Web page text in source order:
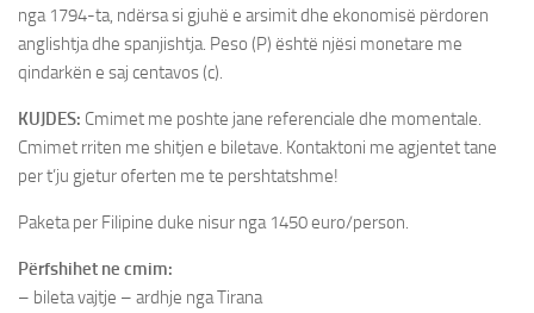
nga 1794-ta, ndërsa si gjuhë e arsimit dhe ekonomisë përdoren
anglishtja dhe spanjishtja. Peso (P) është njësi monetare me
qindarkën e saj centavos (c).
KUJDES: Cmimet me poshte jane referenciale dhe momentale.
Cmimet rriten me shitjen e biletave. Kontaktoni me agjentet tane
per t’ju gjetur oferten me te pershtatshme!
Paketa per Filipine duke nisur nga 1450 euro/person.
Përfshihet ne cmim:
– bileta vajtje – ardhje nga Tirana